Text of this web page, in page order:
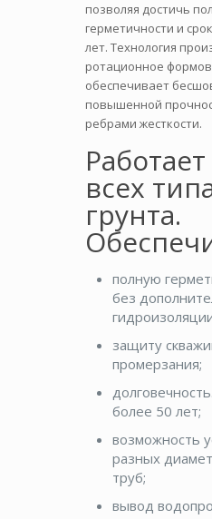
позволяя достичь
герметичности и
лет. Технология
ротационное
обеспечивает
повышенной
ребрами жесткости.
всех
грунта.
полную
без
защиту
промерзания;
более 50 лет;
возможность
разных
труб;
вывод